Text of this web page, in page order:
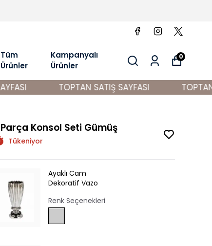
Tüm
Ürünler
Kampanyalı
Ürünler
0
TOPTAN SATIŞ SAYFASI TOPTAN
Konsol Seti Gümüş
Tükeniyor
Ayaklı Cam
Dekoratif Vazo
Renk Seçenekleri